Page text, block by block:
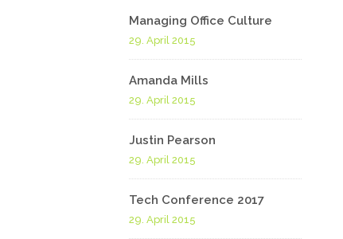
Managing Office Culture
29. April 2015
Amanda Mills
29. April 2015
Justin Pearson
29. April 2015
Tech Conference 2017
29. April 2015